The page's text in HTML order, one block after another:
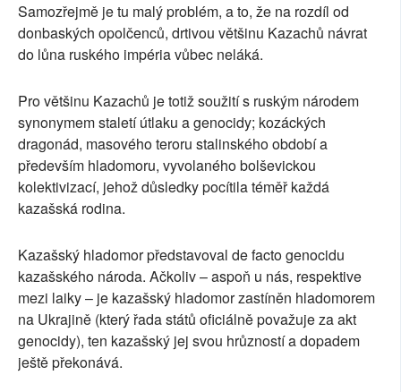
Samozřejmě je tu malý problém, a to, že na rozdíl od
donbaských opolčenců, drtivou většinu Kazachů návrat
do lůna ruského impéria vůbec neláká.
Pro většinu Kazachů je totiž soužití s ruským národem
synonymem staletí útlaku a genocidy; kozáckých
dragonád, masového teroru stalinského období a
především hladomoru, vyvolaného bolševickou
kolektivizací, jehož důsledky pocítila téměř každá
kazašská rodina.
Kazašský hladomor představoval de facto genocidu
kazašského národa. Ačkoliv – aspoň u nás, respektive
mezi laiky – je kazašský hladomor zastíněn hladomorem
na Ukrajině (který řada států oficiálně považuje za akt
genocidy), ten kazašský jej svou hrůzností a dopadem
ještě překonává.